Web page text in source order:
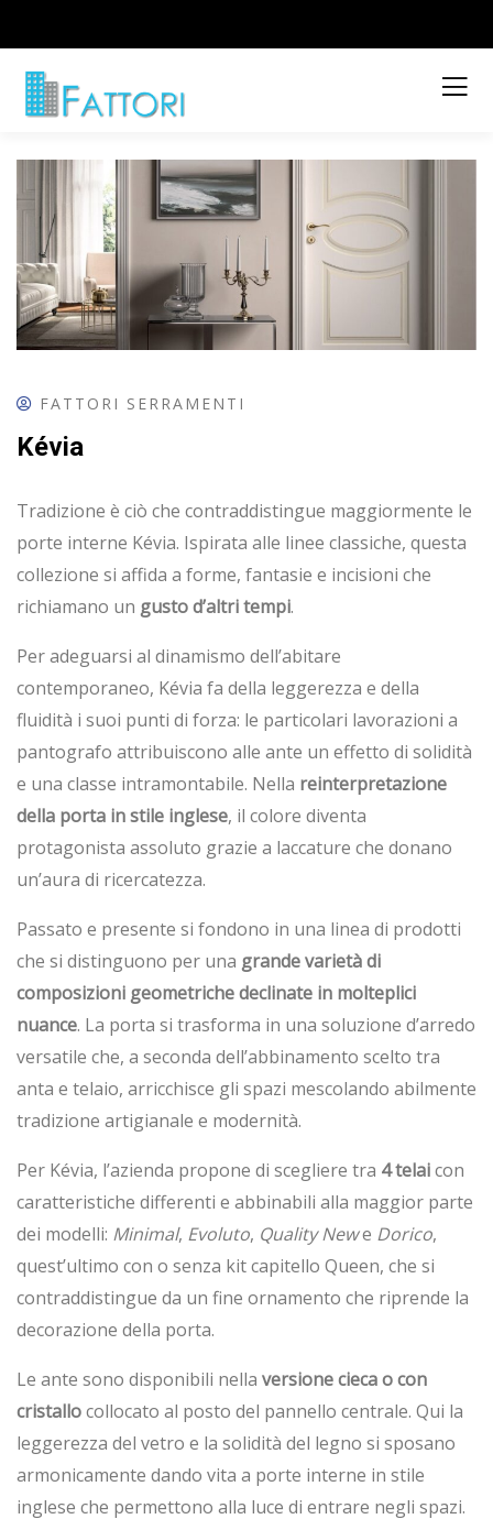
FATTORI SERRAMENTI
Kévia
Tradizione è ciò che contraddistingue maggiormente le
porte interne Kévia. Ispirata alle linee classiche, questa
collezione si affida a forme, fantasie e incisioni che
richiamano un gusto d’altri tempi.
Per adeguarsi al dinamismo dell’abitare
contemporaneo, Kévia fa della leggerezza e della
fluidità i suoi punti di forza: le particolari lavorazioni a
pantografo attribuiscono alle ante un effetto di solidità
e una classe intramontabile. Nella reinterpretazione
della porta in stile inglese, il colore diventa
protagonista assoluto grazie a laccature che donano
un’aura di ricercatezza.
Passato e presente si fondono in una linea di prodotti
che si distinguono per una grande varietà di
composizioni geometrichedeclinate in molteplici
nuance. La porta si trasforma in una soluzione d’arredo
versatile che, a seconda dell’abbinamento scelto tra
anta e telaio, arricchisce gli spazi mescolando abilmente
tradizione artigianale e modernità.
Per Kévia, l’azienda propone di scegliere tra 4 telaicon
caratteristiche differenti e abbinabili alla maggior parte
dei modelli: Minimal, Evoluto, Quality Newe Dorico,
quest’ultimo con o senza kit capitello Queen, che si
contraddistingue da un fine ornamento che riprende la
decorazione della porta.
Le ante sono disponibili nella versione cieca o con
cristallocollocato al posto del pannello centrale. Qui la
leggerezza del vetro e la solidità del legno si sposano
armonicamente dando vita a porte interne in stile
inglese che permettono alla luce di entrare negli spazi.